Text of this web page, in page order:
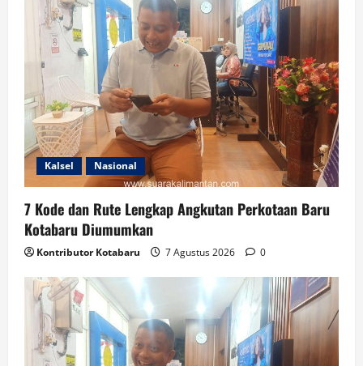
Kalsel Nasional
7 Kode dan Rute Lengkap Angkutan Perkotaan Baru
Kotabaru Diumumkan
Kontributor Kotabaru 7 Agustus 2026 0